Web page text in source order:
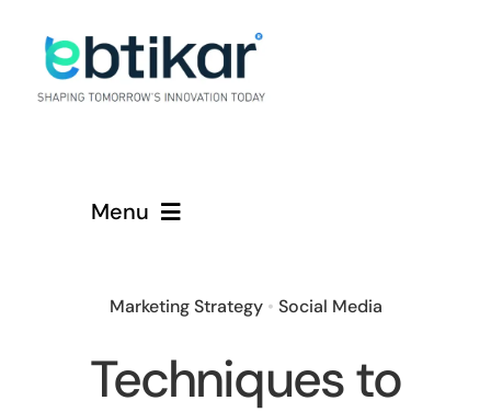
content
Menu
About
Marketing Strategy• Social Media
Techniques to